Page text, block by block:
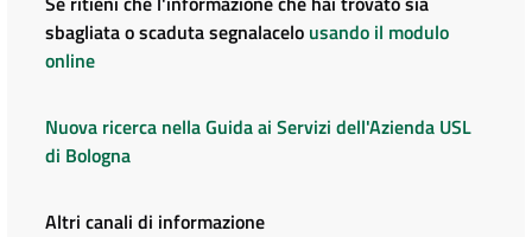
sbagliata o scaduta segnalacelo usando il modulo
online
Nuova ricerca nella Guida ai Servizi dell'Azienda USL
di Bologna
Altri canali di informazione